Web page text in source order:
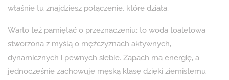
właśnie tu znajdziesz połączenie, które działa.
Warto też pamiętać o przeznaczeniu: to woda toaletowa
stworzona z myślą o mężczyznach aktywnych,
dynamicznych i pewnych siebie. Zapach ma energię, a
jednocześnie zachowuje męską klasę dzięki ziemistemu